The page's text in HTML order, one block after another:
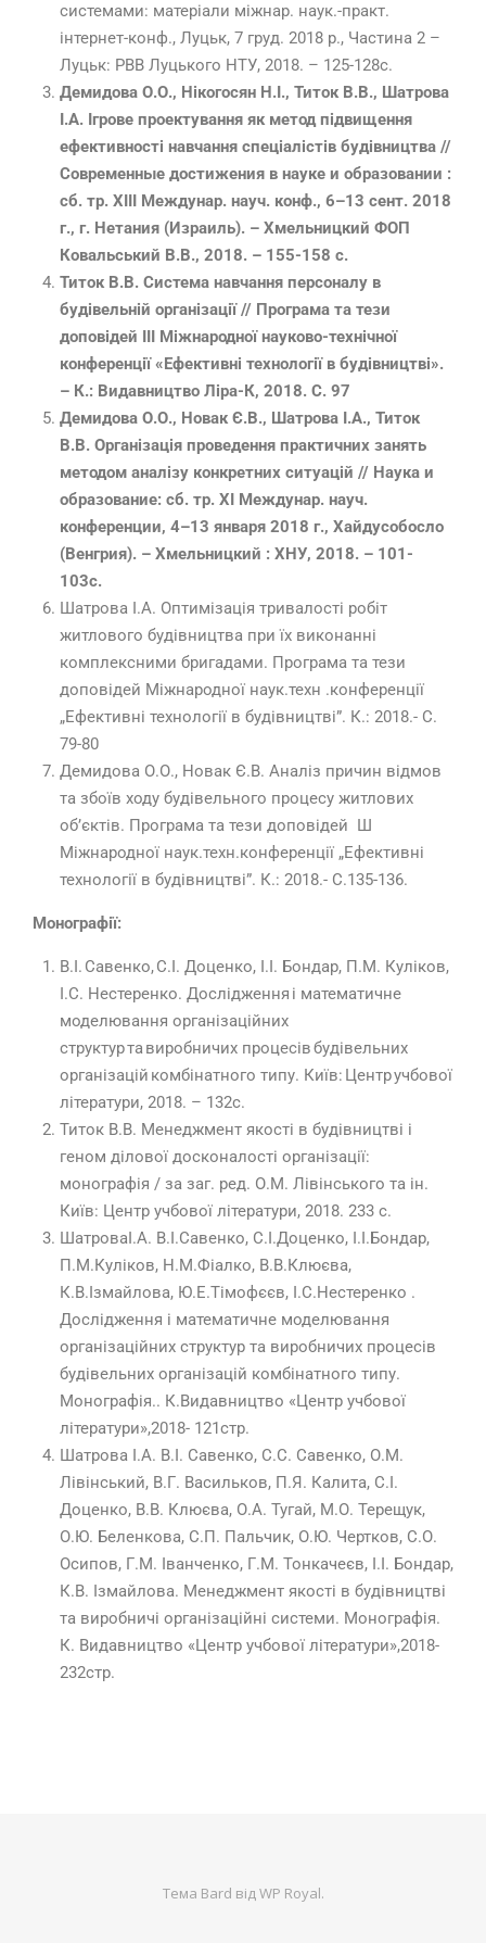
системами: матеріали міжнар. наук.-практ.
інтернет-конф., Луцьк, 7 груд. 2018 р., Частина 2 –
Луцьк: РВВ Луцького НТУ, 2018. – 125-128с.
Демидова О.О., Нікогосян Н.І., Титок В.В., Шатрова
І.А. Ігрове проектування як метод підвищення
ефективності навчання спеціалістів будівництва //
Современные достижения в науке и образовании :
сб. тр. XІІІ Междунар. науч. конф., 6–13 сент. 2018
г., г. Нетания (Израиль). – Хмельницкий ФОП
Ковальський В.В., 2018. – 155-158 с.
Титок В.В. Система навчання персоналу в
будівельній організації // Програма та тези
доповідей IІІ Міжнародної науково-технічної
конференції «Ефективні технології в будівництві».
– К.: Видавництво Ліра-К, 2018. С. 97
Демидова О.О., Новак Є.В., Шатрова І.А., Титок
В.В. Організація проведення практичних занять
методом аналізу конкретних ситуацій // Наука и
образование: сб. тр. XI Междунар. науч.
конференции, 4–13 января 2018 г., Хайдусобосло
(Венгрия). – Хмельницкий : ХНУ, 2018. – 101-
103с.
Шатрова І.А. Оптимізація тривалості робіт
житлового будівництва при їх виконанні
комплексними бригадами. Програма та тези
доповідей Міжнародної наук.техн .конференції
„Ефективні технології в будівництві”. К.: 2018.- С.
79-80
Демидова О.О., Новак Є.В. Аналіз причин відмов
та збоїв ходу будівельного процесу житлових
об’єктів. Програма та тези доповідей Ш
Міжнародної наук.техн.конференції „Ефективні
технології в будівництві”. К.: 2018.- С.135-136.
Монографії:
В.І. Савенко, С.І. Доценко, І.І. Бондар, П.М. Куліков,
І.С. Нестеренко. Дослідження і математичне
моделювання організаційних
структур та виробничих процесів будівельних
організацій комбінатного типу. Київ: Центр учбової
літератури, 2018. – 132с.
Титок В.В. Менеджмент якості в будівництві і
геном ділової досконалості організації:
монографія / за заг. ред. О.М. Лівінського та ін.
Київ: Центр учбової літератури, 2018. 233 с.
ШатроваІ.А. В.І.Савенко, С.І.Доценко, І.І.Бондар,
П.М.Куліков, Н.М.Фіалко, В.В.Клюєва,
К.В.Ізмайлова, Ю.Е.Тімофєєв, І.С.Нестеренко .
Дослідження і математичне моделювання
організаційних структур та виробничих процесів
будівельних організацій комбінатного типу.
Монографія.. К.Видавництво «Центр учбової
літератури»,2018- 121стр.
Шатрова І.А. В.І. Савенко, С.С. Савенко, О.М.
Лівінський, В.Г. Васильков, П.Я. Калита, С.І.
Доценко, В.В. Клюєва, О.А. Тугай, М.О. Терещук,
О.Ю. Беленкова, С.П. Пальчик, О.Ю. Чертков, С.О.
Осипов, Г.М. Іванченко, Г.М. Тонкачеєв, І.І. Бондар,
К.В. Ізмайлова. Менеджмент якості в будівництві
та виробничі організаційні системи. Монографія.
К. Видавництво «Центр учбової літератури»,2018-
232стр.
Тема Bard відWP Royal.